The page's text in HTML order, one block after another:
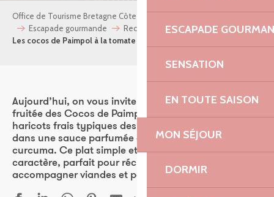
ESCAPADE
SENSATION
EN TOUTE SAISON
MON SÉJOUR
DORMIR
Office de Tourisme Bretagne Côte de Granit Rose
Escapade gourmande
Recettes de plats bretons
Les cocos de Paimpol à la tomate
Aujourd’hui, on vous invite à savourer une version
fruitée des Cocos de Paimpol à la tomate : des
haricots frais typiques des Côtes-d’Armor, mijotés
dans une sauce parfumée à l’ail, l’oignon, thym et
curcuma. Ce plat simple et sain allie douceur et
caractère, parfait pour réchauffer les soirées ou pour
accompagner viandes et poissons.